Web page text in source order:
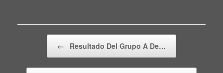
← Resultado Del Grupo A De…